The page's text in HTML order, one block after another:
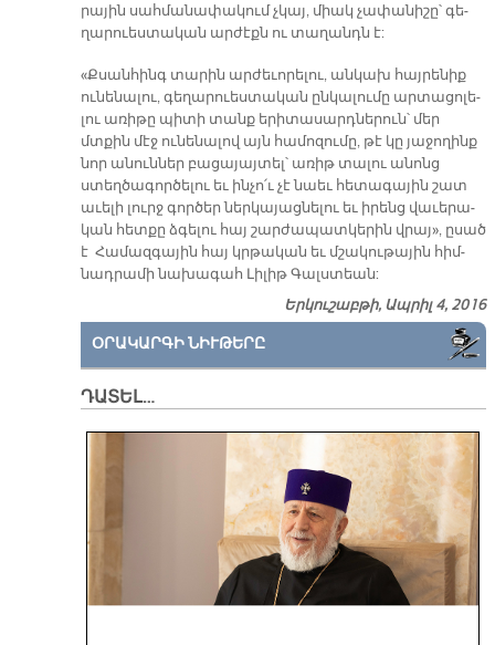
րա­յին սահ­մա­նա­փա­կում չկայ, միակ չա­փա­նի­շը՝ գե­
ղա­րուես­տա­կան ար­ժէքն ու տա­ղանդն է:
«Քսան­հինգ տա­րին ար­ժե­ւո­րե­լու, ան­կախ հայ­րե­նիք
ու­նե­նա­լու, գե­ղա­րուես­տա­կան ըն­կա­լու­մը ար­տա­ցո­լե­
լու ա­ռի­թը պի­տի տանք ե­րի­տա­սարդ­նե­րուն՝ մեր
մտքին մէջ ու­նե­նա­լով այն հա­մո­զու­մը, թէ կը յա­ջո­ղինք
նոր ա­նուն­ներ բա­ցա­յայ­տել՝ ա­ռիթ տա­լու ա­նոնց
ստեղ­ծա­գոր­ծե­լու եւ ին­չո՛ւ չէ նաեւ հե­տա­գա­յին շատ
ա­ւե­լի լուրջ գոր­ծեր ներ­կա­յաց­նե­լու եւ ի­րենց վա­ւե­րա­
կան հետ­քը ձգե­լու հայ շար­ժա­պատ­կե­րին վրայ», ը­սած
է Հա­մազ­գա­յին հայ կրթա­կան եւ մշա­կու­թա­յին հիմ­
նադ­րա­մի նա­խա­գահ Լի­լիթ Գալս­տեան:
Երկուշաբթի, Ապրիլ 4, 2016
ՕՐԱԿԱՐԳԻ ՆԻՒԹԵՐԸ
ԴԱՏԵԼ…